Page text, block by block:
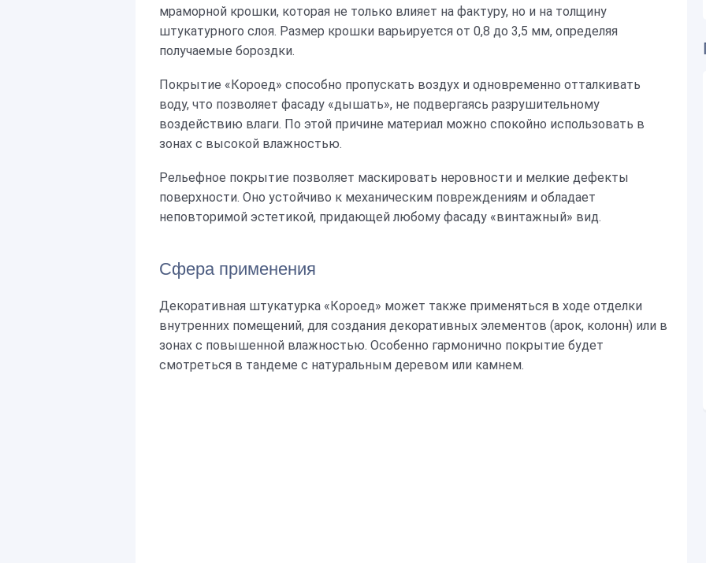
мраморной крошки, которая не только влияет на фактуру, но и на толщину
штукатурного слоя. Размер крошки варьируется от 0,8 до 3,5 мм, определяя
получаемые бороздки.
Покрытие «Короед» способно пропускать воздух и одновременно отталкивать
воду, что позволяет фасаду «дышать», не подвергаясь разрушительному
воздействию влаги. По этой причине материал можно спокойно использовать в
зонах с высокой влажностью.
Рельефное покрытие позволяет маскировать неровности и мелкие дефекты
поверхности. Оно устойчиво к механическим повреждениям и обладает
неповторимой эстетикой, придающей любому фасаду «винтажный» вид.
Сфера применения
Декоративная штукатурка «Короед» может также применяться в ходе отделки
внутренних помещений, для создания декоративных элементов (арок, колонн) или в
зонах с повышенной влажностью. Особенно гармонично покрытие будет
смотреться в тандеме с натуральным деревом или камнем.